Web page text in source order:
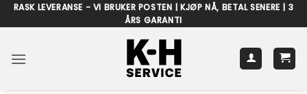
Skip
to
RASK LEVERANSE - VI BRUKER POSTEN | KJØP NÅ, BETAL SENERE | 3
ÅRS GARANTI